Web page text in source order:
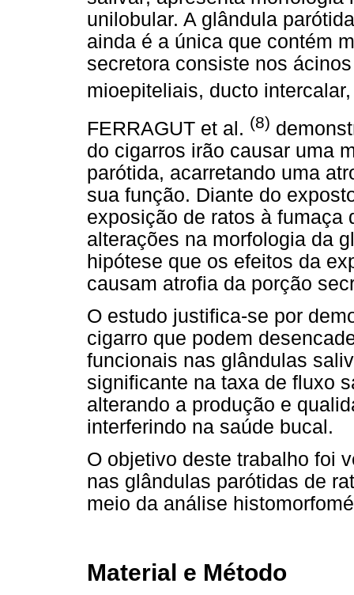
unilobular. A glândula
ainda é a única que contém
secretora consiste nos
mioepiteliais, ducto
FERRAGUT et al. (8)
do cigarros irão causar uma
parótida, acarretando uma
sua função. Diante do
exposição de ratos à fumaça
alterações na morfologia da
hipótese que os efeitos da
causam atrofia da porção
O estudo justifica-se por
cigarro que podem
funcionais nas glândulas
significante na taxa de fluxo
alterando a produção e
interferindo na saúde bucal.
O objetivo deste trabalho foi
nas glândulas parótidas de
meio da análise
Material e Método